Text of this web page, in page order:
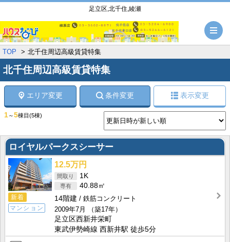
足立区,北千住,綾瀬
TOP 北千住周辺高級賃貸特集
北千住周辺高級賃貸特集
エリア変更 条件変更 表示変更
1～5棟目 (5棟)
ロイヤルパークスシーサー
新着
マンション
12.5万円
1K
40.88㎡
14階建
鉄筋コンクリート
2009年7月
（築17年）
足立区西新井栄町
東武伊勢崎線 西新井駅 徒歩5分